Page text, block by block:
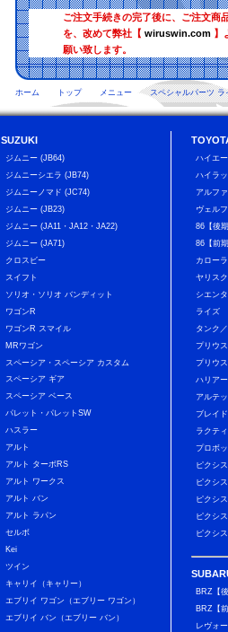
ご注文手続きの完了後に、ご注文商
を、改めて弊社【 wiruswin.com】
願い致します。
ホーム トップ メニュー スペシャルパーツ ラ
SUZUKI
ジムニー (JB64)
ジムニーシエラ (JB74)
ジムニーノマド (JC74)
ジムニー (JB23)
ジムニー (JA11・JA12・JA22)
ジムニー (JA71)
クロスビー
スイフト
ソリオ・ソリオ バンディット
ワゴンR
ワゴンR スマイル
MRワゴン
スペーシア・スペーシア カスタム
スペーシア ギア
スペーシア ベース
パレット・パレットSW
ハスラー
アルト
アルト ターボRS
アルト ワークス
アルト バン
アルト ラパン
セルボ
Kei
ツイン
キャリイ（キャリー）
エブリイ ワゴン（エブリー ワゴン）
エブリイ バン（エブリー バン）
ハイエ
ハイラ
アルフ
ヴェル
86【後
86【前
カロー
ヤリス
シエンタ
ライズ
タンク
プリウス
プリウ
ハリアー
アルテ
ブレイド
ラクテ
プロボ
ピクシ
ピクシ
ピクシ
ピクシ
ピクシ
BRZ【
BRZ【
レヴォ